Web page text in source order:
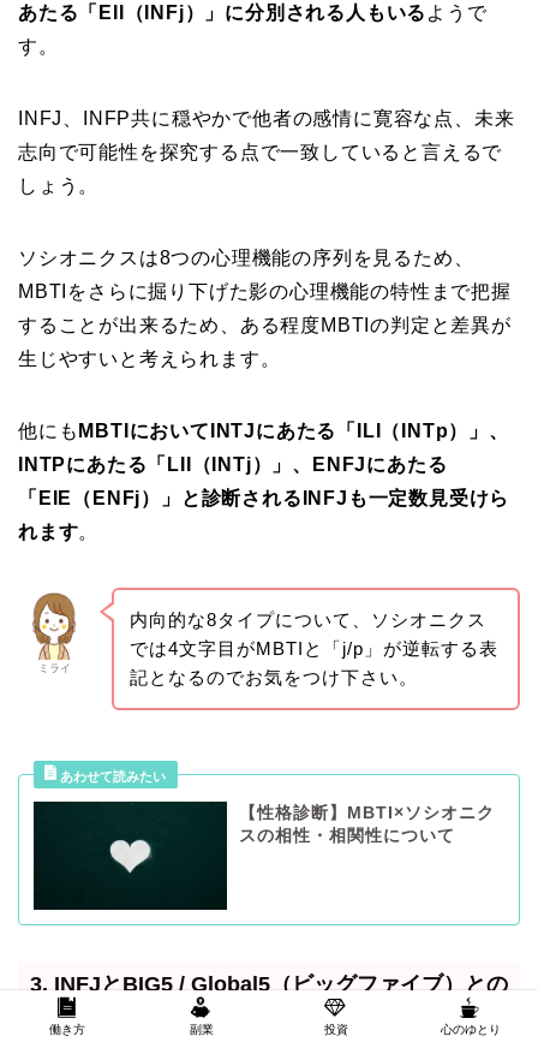
あたる「EII（INFj）」に分別される人もいる ようで
す。
INFJ、INFP共に穏やかで他者の感情に寛容な点、未来
志向で可能性を探究する点で一致していると言えるで
しょう。
ソシオニクスは8つの心理機能の序列を見るため、
MBTIをさらに掘り下げた影の心理機能の特性まで把握
することが出来るため、ある程度MBTIの判定と差異が
生じやすいと考えられます。
他にも MBTIにおいてINTJにあたる「ILI（INTp）」、
INTPにあたる「LII（INTj）」、ENFJにあたる
「EIE（ENFj）」と診断されるINFJも一定数見受けら
れます。
ミライ
内向的な8タイプについて、ソシオニクス
では4文字目がMBTIと「j/p」が逆転する表
記となるのでお気をつけ下さい。
【性格診断】MBTI×ソシオニク
スの相性・相関性について
3. INFJとBIG5 / Global5（ビッグファイブ）との
相性・相関性について
働き方 副業 投資 心のゆとり